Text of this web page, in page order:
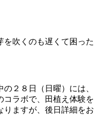
を吹くのも遅くて困った
２８日（日曜）には、
コラボで、田植え体験を
りますが、後日詳細をお